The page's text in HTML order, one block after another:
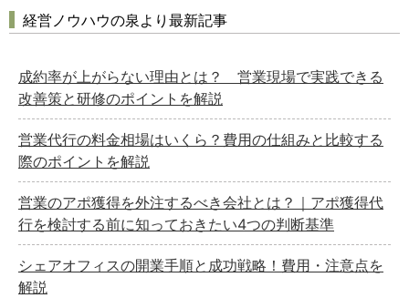
経営ノウハウの泉より最新記事
成約率が上がらない理由とは？ 営業現場で実践できる
改善策と研修のポイントを解説
営業代行の料金相場はいくら？費用の仕組みと比較する
際のポイントを解説
営業のアポ獲得を外注するべき会社とは？｜アポ獲得代
行を検討する前に知っておきたい4つの判断基準
シェアオフィスの開業手順と成功戦略！費用・注意点を
解説